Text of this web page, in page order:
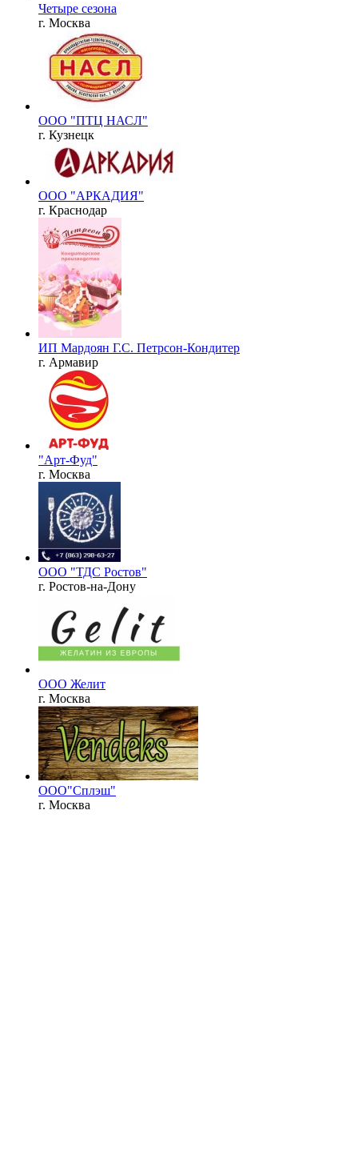
Четыре сезона
г. Москва
ООО "ПТЦ НАСЛ"
г. Кузнецк
ООО "АРКАДИЯ"
г. Краснодар
ИП Мардоян Г.С. Петрсон-Кондитер
г. Армавир
"Арт-Фуд"
г. Москва
ООО "ТДС Ростов"
г. Ростов-на-Дону
ООО Желит
г. Москва
ООО"Сплэш"
г. Москва